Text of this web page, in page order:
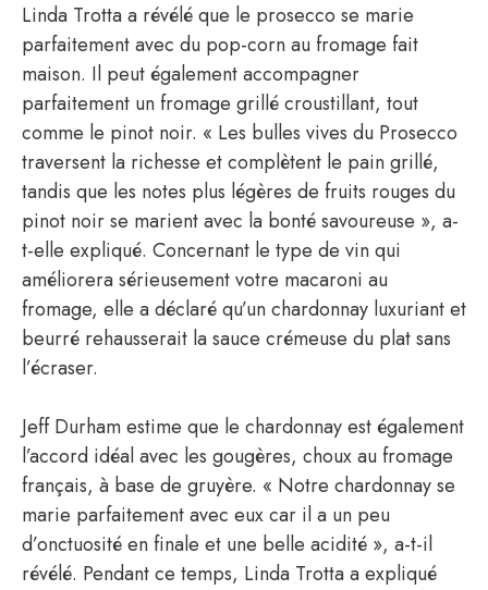
Linda Trotta a révélé que le prosecco se marie
parfaitement avec du pop-corn au fromage fait
maison. Il peut également accompagner
parfaitement un fromage grillé croustillant, tout
comme le pinot noir. « Les bulles vives du Prosecco
traversent la richesse et complètent le pain grillé,
tandis que les notes plus légères de fruits rouges du
pinot noir se marient avec la bonté savoureuse », a-
t-elle expliqué. Concernant le type de vin qui
améliorera sérieusement votre macaroni au
fromage, elle a déclaré qu’un chardonnay luxuriant et
beurré rehausserait la sauce crémeuse du plat sans
l’écraser.
Jeff Durham estime que le chardonnay est également
l’accord idéal avec les gougères, choux au fromage
français, à base de gruyère. « Notre chardonnay se
marie parfaitement avec eux car il a un peu
d’onctuosité en finale et une belle acidité », a-t-il
révélé. Pendant ce temps, Linda Trotta a expliqué